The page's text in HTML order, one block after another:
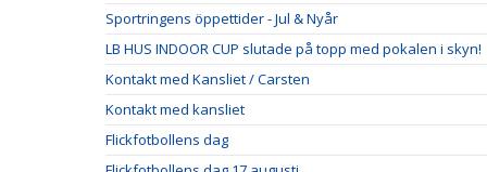
Sportringens öppettider - Jul & Nyår
LB HUS INDOOR CUP slutade på topp med pokalen i skyn!
Kontakt med Kansliet / Carsten
Kontakt med kansliet
Flickfotbollens dag